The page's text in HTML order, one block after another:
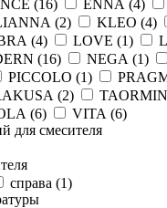
(16) ENNA (4)
(2) KLEO (4)
(4) LOVE (1)
(16) NEGA (1)
PICCOLO (1)
(2)
(6) VITA (6)
для смесителя
справа (1)